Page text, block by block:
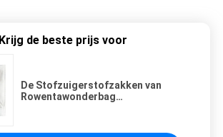
Krijg de beste prijs voor
De Stofzuigerstofzakken van
Rowentawonderbag